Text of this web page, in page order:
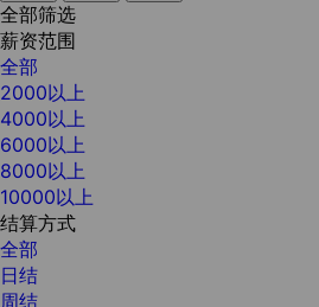
全部筛选
薪资范围
全部
2000以上
4000以上
6000以上
8000以上
10000以上
结算方式
全部
日结
周结